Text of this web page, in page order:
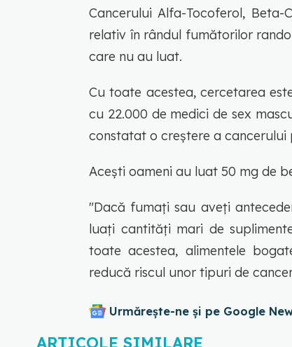
Cancerului Alfa-Tocoferol,
relativ în rândul fumătorilor
care nu au luat.
Cu toate acestea, cercetarea
cu 22.000 de medici de sex
constatat o creștere a
Acești oameni au luat 50 mg de
"Dacă fumați sau aveți
luați cantități mari de
toate acestea, alimentele
reducă riscul unor tipuri de
Urmărește-ne și pe Google
ARTICOLE SIMILARE